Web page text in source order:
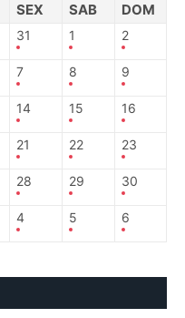
SEX SAB DOM
31 1 2
7 8 9
14 15 16
21 22 23
28 29 30
4 5 6